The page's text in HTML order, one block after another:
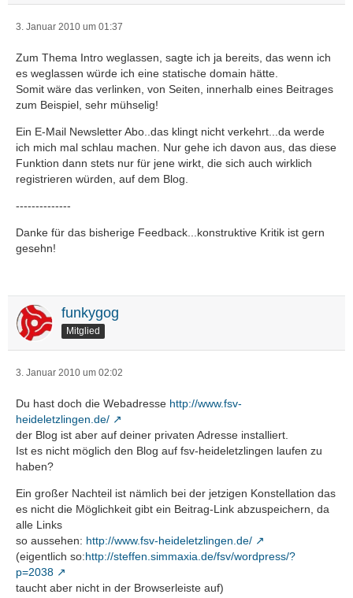
3. Januar 2010 um 01:37
Zum Thema Intro weglassen, sagte ich ja bereits, das wenn ich
es weglassen würde ich eine statische domain hätte.
Somit wäre das verlinken, von Seiten, innerhalb eines Beitrages
zum Beispiel, sehr mühselig!
Ein E-Mail Newsletter Abo..das klingt nicht verkehrt...da werde
ich mich mal schlau machen. Nur gehe ich davon aus, das diese
Funktion dann stets nur für jene wirkt, die sich auch wirklich
registrieren würden, auf dem Blog.
--------------
Danke für das bisherige Feedback...konstruktive Kritik ist gern
gesehn!
funkygog
Mitglied
3. Januar 2010 um 02:02
Du hast doch die Webadresse http://www.fsv-
heideletzlingen.de/
der Blog ist aber auf deiner privaten Adresse installiert.
Ist es nicht möglich den Blog auf fsv-heideletzlingen laufen zu
haben?
Ein großer Nachteil ist nämlich bei der jetzigen Konstellation das
es nicht die Möglichkeit gibt ein Beitrag-Link abzuspeichern, da
alle Links
so aussehen: http://www.fsv-heideletzlingen.de/
(eigentlich so:http://steffen.simmaxia.de/fsv/wordpress/?
p=2038
taucht aber nicht in der Browserleiste auf)